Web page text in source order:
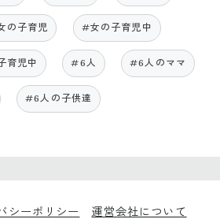
の子育児 #女の子育児中
育児中 #6人 #6人のママ
#6人の子供達
シーポリシー 運営会社について